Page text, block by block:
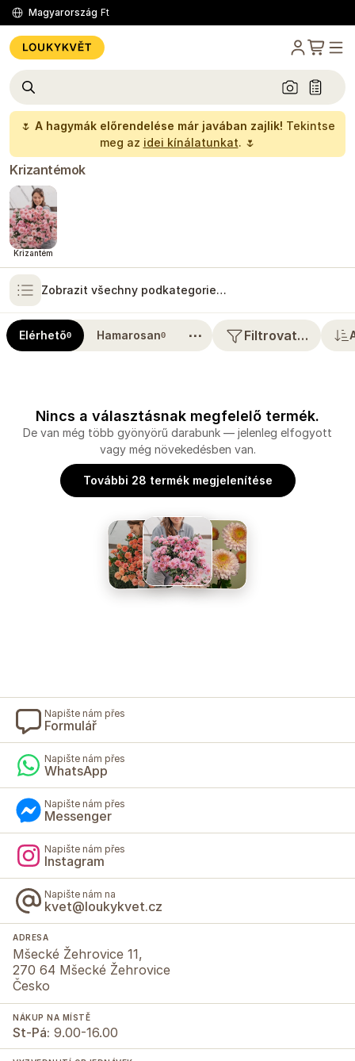
Magyarország Ft
🌷 A hagymák előrendelése már javában zajlik! Tekintse
meg az idei kínálatunkat. 🌷
Krizantémok
Krizantém
Zobrazit všechny podkategorie…
Elérhető0 Hamarosan0 ⋯ Filtrovat…
Nincs a választásnak megfelelő termék.
De van még több gyönyörű darabunk — jelenleg elfogyott
vagy még növekedésben van.
További 28 termék megjelenítése
Napište nám přes
Formulář
Napište nám přes
WhatsApp
Napište nám přes
Messenger
Napište nám přes
Instagram
Napište nám na
kvet@loukykvet.cz
ADRESA
Mšecké Žehrovice 11,
270 64 Mšecké Žehrovice
Česko
NÁKUP NA MÍSTĚ
St-Pá: 9.00-16.00